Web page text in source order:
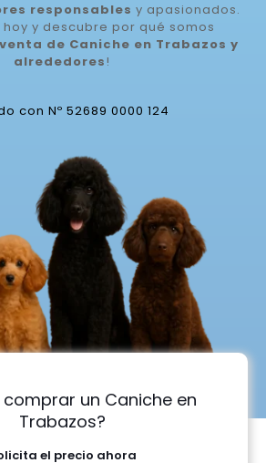
responsables y apasionados.
hoy y descubre por qué somos
venta de Caniche en Trabazos y
alrededores!
con Nº 52689 0000 124
comprar un Caniche en
Trabazos?
el precio ahora